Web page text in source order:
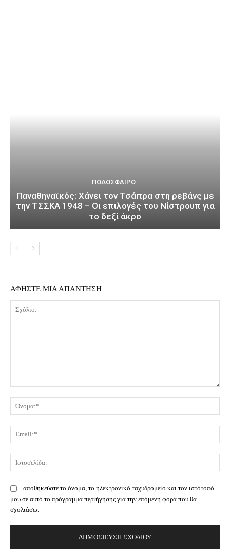
ΠΟΔΌΣΦΑΙΡΟ
Παναθηναϊκός: Χάνει τον Τσάπρα στη ρεβάνς με
την ΤΣΣΚΑ 1948 – Οι επιλογές του Νίστρουπ για
το δεξί άκρο
ΑΦΗΣΤΕ ΜΙΑ ΑΠΑΝΤΗΣΗ
αποθηκεύστε το όνομα, το ηλεκτρονικό ταχυδρομείο και τον ιστότοπό
μου σε αυτό το πρόγραμμα περιήγησης για την επόμενη φορά που θα
σχολιάσω.